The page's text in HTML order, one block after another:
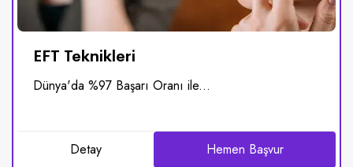
EFT Teknikleri
Dünya'da %97 Başarı Oranı ile...
Detay Hemen Başvur